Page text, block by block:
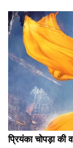
प्रियंका चोपड़ा की